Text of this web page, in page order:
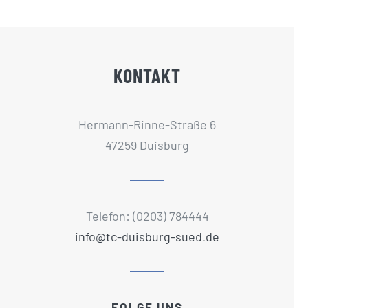
KONTAKT
Hermann-Rinne-Straße 6
47259 Duisburg
Telefon: (0203) 784444
info@tc-duisburg-sued.de